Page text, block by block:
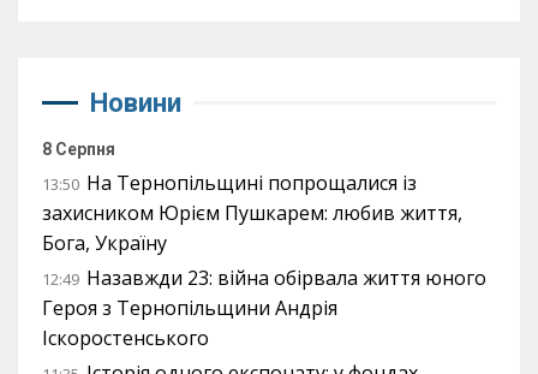
Новини
8 Серпня
13:50 На Тернопільщині попрощалися із
захисником Юрієм Пушкарем: любив життя,
Бога, Україну
12:49 Назавжди 23: війна обірвала життя юного
Героя з Тернопільщини Андрія
Іскоростенського